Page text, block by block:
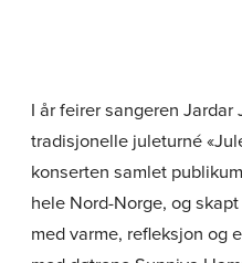
I år feirer sangeren
tradisjonelle juleturné
konserten samlet
hele Nord-Norge, og
med varme, refleksjon og